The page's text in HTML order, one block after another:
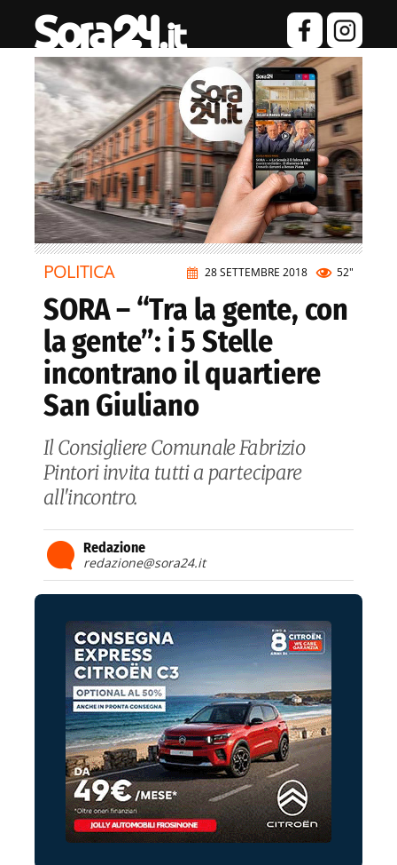
28 SETTEMBRE 2018 52"
POLITICA
SORA – “Tra la gente, con
la gente”: i 5 Stelle
incontrano il quartiere
San Giuliano
Il Consigliere Comunale Fabrizio
Pintori invita tutti a partecipare
all'incontro.
Redazione
redazione@sora24.it